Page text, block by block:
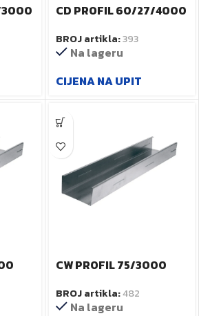
3000 CD PROFIL 60/27/4000
BROJ artikla:393
Na lageru
CIJENA NA UPIT
CW PROFIL 75/3000
BROJ artikla:482
Na lageru